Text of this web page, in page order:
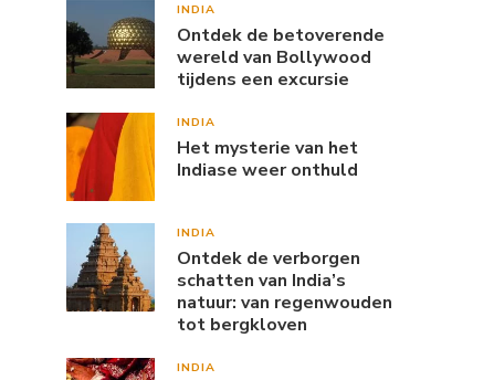
INDIA
Ontdek de betoverende
wereld van Bollywood
tijdens een excursie
INDIA
Het mysterie van het
Indiase weer onthuld
INDIA
Ontdek de verborgen
schatten van India’s
natuur: van regenwouden
tot bergkloven
INDIA